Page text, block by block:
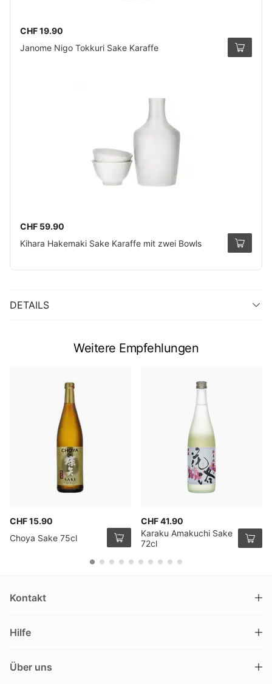
CHF 19.90
Janome Nigo Tokkuri Sake Karaffe
CHF 59.90
Kihara Hakemaki Sake Karaffe mit zwei Bowls
DETAILS
Weitere Empfehlungen
CHF 15.90
Choya Sake 75cl
CHF 41.90
Karaku Amakuchi Sake
72cl
Kontakt
Nüschelerstrasse 35
Schweiz
Hilfe
Über uns